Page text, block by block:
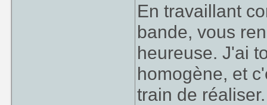
En travaillant
bande, vous
heureuse. J'ai
homogène, et
train de